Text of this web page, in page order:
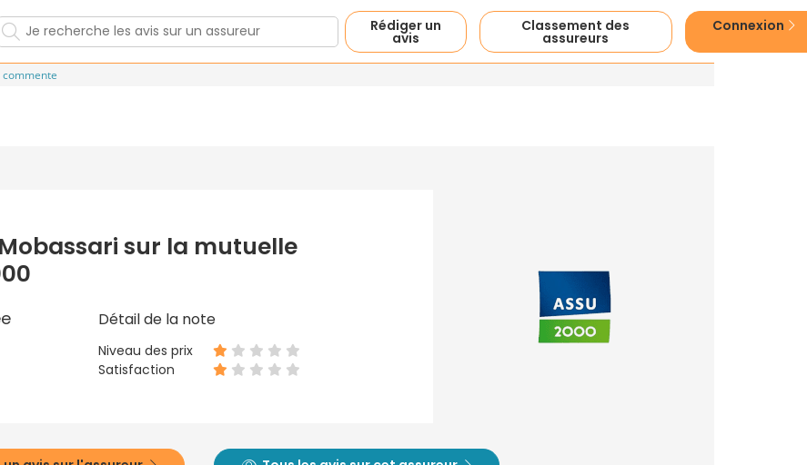
Rédiger un
avis
Classement des
assureurs
Connexion
commente
sur la mutuelle
Détail de la note
Niveau des prix
Satisfaction